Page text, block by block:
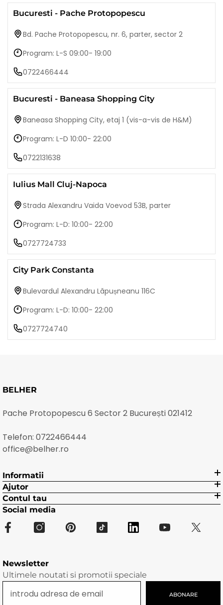
Bucuresti - Pache Protopopescu
Bd. Pache Protopopescu, nr. 6, parter, sector 2
Program: L-S 09:00- 19:00
0722466444
Bucuresti - Baneasa Shopping City
Baneasa Shopping City, etaj 1 (vis-a-vis de H&M)
Program: L-D 10:00- 22:00
0722131638
Iulius Mall Cluj-Napoca
Strada Alexandru Vaida Voevod 53B, parter
Program: L-D: 10:00- 22:00
0727724733
City Park Constanta
Bulevardul Alexandru Lăpușneanu 116C
Program: L-D: 10:00- 22:00
0727724740
BELHER
Pache Protopopescu 6 Sector 2 București 021412
Telefon: 0722466444
office@belher.ro
Informatii
Ajutor
Contul tau
Social media
Newsletter
Ultimele noutati si promotii speciale
ABONARE